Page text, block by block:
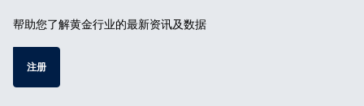
帮助您了解黄金行业的最新资讯及数据
注册